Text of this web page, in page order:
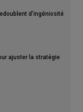
d'ingéniosité
ajuster la stratégie